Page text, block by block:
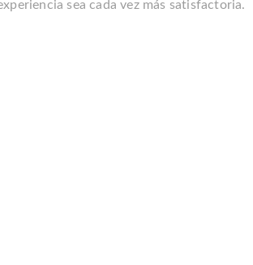
sea cada vez más satisfactoria.